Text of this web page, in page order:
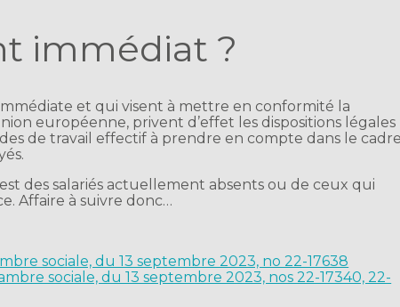
immédiat ?
et qui visent à mettre en conformité la
européenne, privent d’effet les dispositions légales
de travail effectif à prendre en compte dans le
des salariés actuellement absents ou de ceux qui
Affaire à suivre donc…
sociale, du 13 septembre 2023, no 22-17638
sociale, du 13 septembre 2023, nos 22-17340, 22-